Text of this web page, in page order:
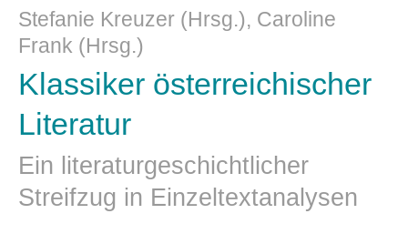
Stefanie Kreuzer (Hrsg.), Caroline
Frank (Hrsg.)
Klassiker österreichischer
Literatur
Ein literaturgeschichtlicher
Streifzug in Einzeltextanalysen